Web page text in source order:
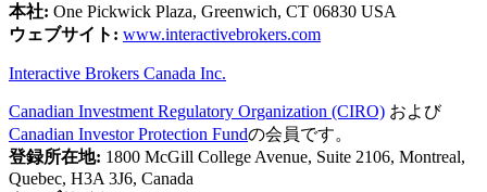
本社: One Pickwick Plaza, Greenwich, CT 06830 USA
ウェブサイト: www.interactivebrokers.com
Interactive Brokers Canada Inc.
Canadian Investment Regulatory Organization (CIRO) および
Canadian Investor Protection Fundの会員です。
登録所在地: 1800 McGill College Avenue, Suite 2106, Montreal,
Quebec, H3A 3J6, Canada